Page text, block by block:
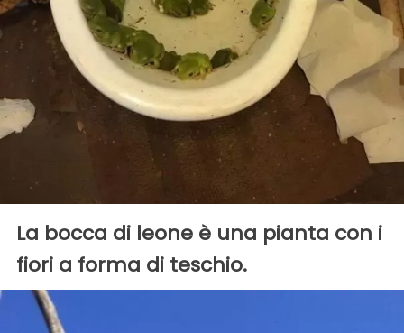
La bocca di leone è una pianta con i
fiori a forma di teschio.